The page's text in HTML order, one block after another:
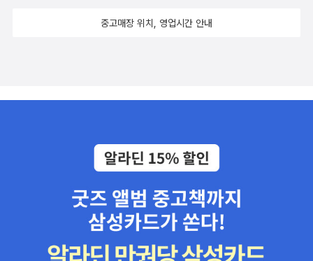
데려온 토끼 덕분에 그동안 읽은 토끼책이 줄줄이 생각났다.며칠 쉬
우는 아기 토끼를 먹는 게 아니라 서로 친구가 되었답니다. 어쩜 좋을
다 번역본은 전집에 있어서 한글로 된 단행본은 나오지 못하고 있다.
할만큼 개미들의 환상적인 모험이 펼쳐진다. 에즈라 잭 키츠 수상작.
강렬한 빨간 표지는 이 책의 주인공이 중국인이기 때문에 그런 것 같
다.자신의 꿈을 이루려는 주인공 소녀 '루비'의 멋진 모습이 중국 문화
와 함께 잔잔하고 따스하게 펼쳐진다.공룡은 실제 어떤 모습이었을
까? 우리는 공룡의 뼈, 화석을 가지고 공룡의 생김새와 생활습관을
추측해왔다.작가인 브라이언 셀즈닉과 바버라 컬리는 이 책을 통해서
무>는 큰 편. <나무는 좋다>와 <커다란 나무>는 네버앤딩 200권
나무책을 좋아합니다. 위의 나무책 말고 다른 나무책 있으면 제보 부
탁드려용-클로드 퐁티클로드 퐁티의 그림을 좋아해요. 대담하고, 화
려하고, 판타스틱하지요. 볼드한 색감도 매력적.클로드 부종친숙한
그림. 클로드 부종.내가 가지고 있는건 <아름다운 책>, <파란 의자>,
<이웃사촌> 정도인가. 무튼,한 권씩 모아서 전권을소장하겠어. 라고
생각하는 작가.이 작가의 책은 화려하거나 예쁜 그림, 그런건 아닌데,
중고매장 위치, 영업시간 안내